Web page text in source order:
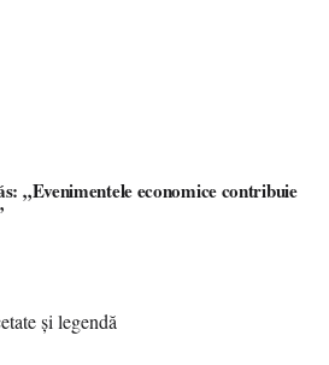
„Evenimentele economice contribuie